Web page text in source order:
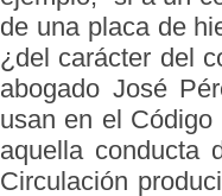
de una placa de
¿del carácter del
abogado José
usan en el Código
aquella conducta
Circulación